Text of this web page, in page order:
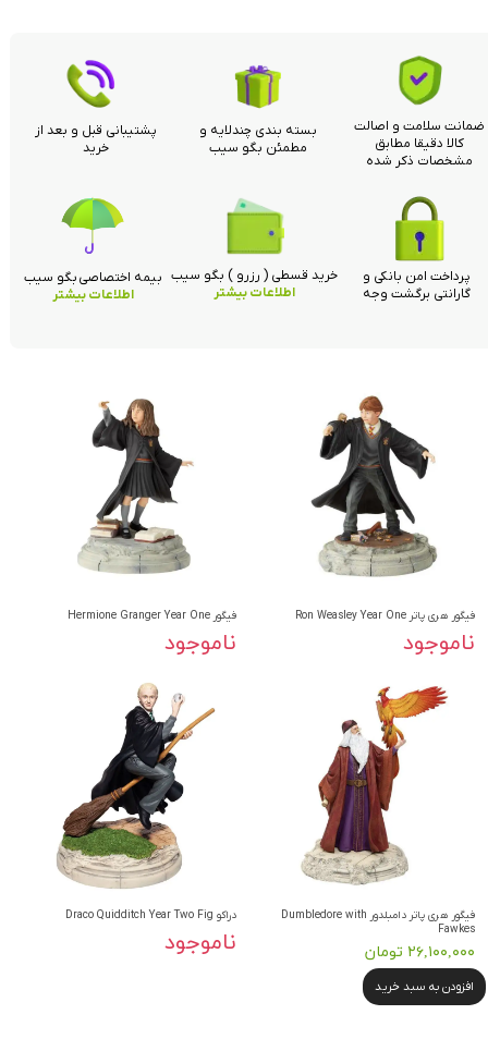
فیگور هری پاتر Ron Weasley Year One
ناموجود
فیگور Hermione Granger Year One
ناموجود
فیگور هری پاتر دامبلدور Dumbledore with
Fawkes
۲۶,۱۰۰,۰۰۰ تومان
افزودن به سبد خرید
دراکو Draco Quidditch Year Two Fig
ناموجود
ضمانت سلامت و اصالت
کالا دقیقا مطابق
مشخصات ذکر شده
بسته بندی چندلایه و
مطمئن بگو سیب
پشتیبانی قبل و بعد از
خرید
خرید قسطی ( رزرو ) بگو سیب
اطلاعات بیشتر
پرداخت امن بانکی و
گارانتی برگشت وجه
بیمه اختصاصی بگو سیب
اطلاعات بیشتر